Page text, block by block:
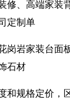
修、高端家装
定制单
岗岩家装台面
石材
和规格定价，